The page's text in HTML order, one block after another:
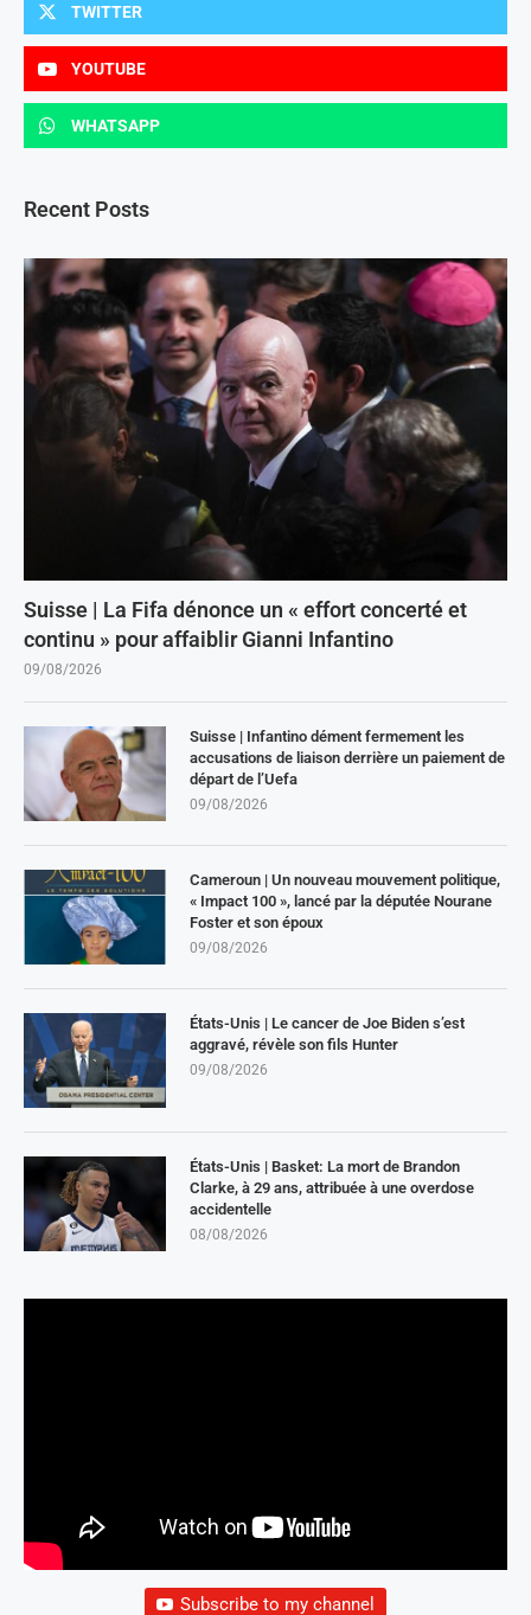
TWITTER
YOUTUBE
WHATSAPP
Recent Posts
Suisse | La Fifa dénonce un « effort concerté et
continu » pour affaiblir Gianni Infantino
09/08/2026
Suisse | Infantino dément fermement les
accusations de liaison derrière un paiement de
départ de l’Uefa
09/08/2026
Cameroun | Un nouveau mouvement politique,
« Impact 100 », lancé par la députée Nourane
Foster et son époux
09/08/2026
États-Unis | Le cancer de Joe Biden s’est
aggravé, révèle son fils Hunter
09/08/2026
États-Unis | Basket: La mort de Brandon
Clarke, à 29 ans, attribuée à une overdose
accidentelle
08/08/2026
Subscribe to my channel